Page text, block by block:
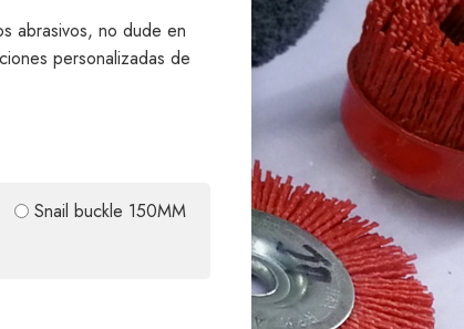
abrasivos, no dude en
personalizadas de
Snail buckle 150MM